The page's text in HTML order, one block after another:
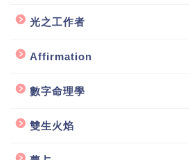
光之工作者
Affirmation
數字命理學
雙生火焰